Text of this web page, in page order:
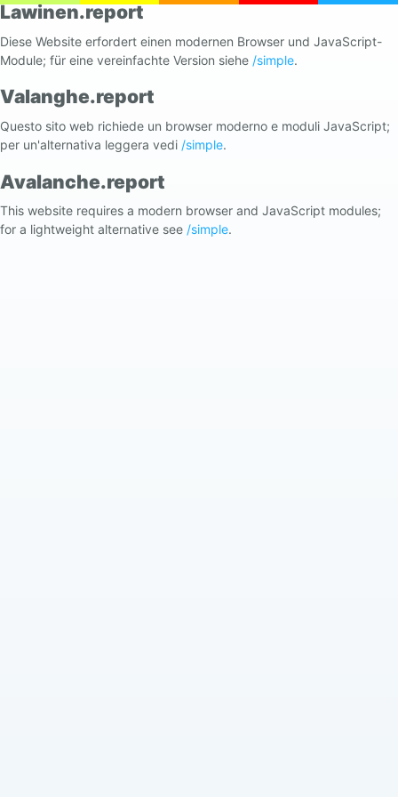
Lawinen.report
Diese Website erfordert einen modernen Browser und JavaScript-
Module; für eine vereinfachte Version siehe /simple.
Valanghe.report
Questo sito web richiede un browser moderno e moduli JavaScript;
per un'alternativa leggera vedi /simple.
Avalanche.report
This website requires a modern browser and JavaScript modules;
for a lightweight alternative see /simple.